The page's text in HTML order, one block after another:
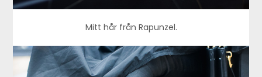
Mitt hår från Rapunzel.